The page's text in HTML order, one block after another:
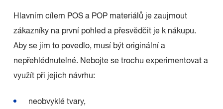
Hlavním cílem POS a POP materiálů je zaujmout
zákazníky na první pohled a přesvědčit je k nákupu.
Aby se jim to povedlo, musí být originální a
nepřehlédnutelné. Nebojte se trochu experimentovat a
využít při jejich návrhu:
neobvyklé tvary,